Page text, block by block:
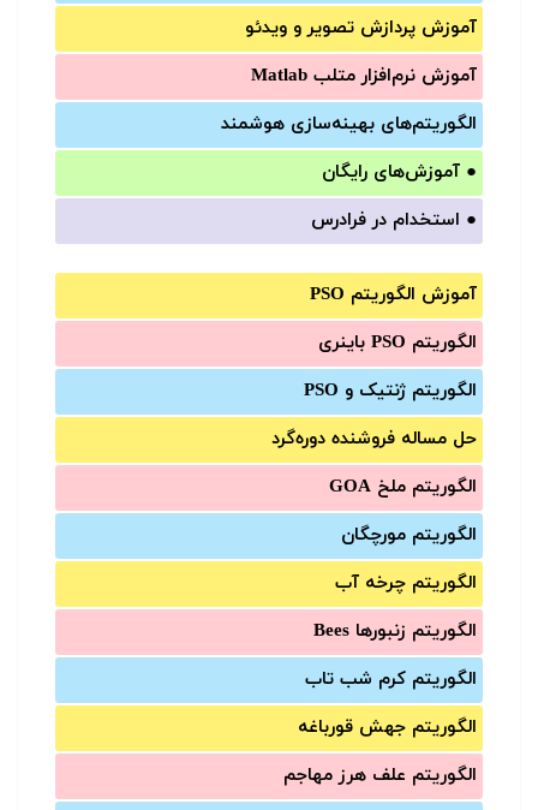
آموزش‌ پردازش تصویر و ویدئو
آموزش‌ نرم‌افزار متلب Matlab
الگوریتم‌های بهینه‌سازی هوشمند
● آموزش‌های رایگان
● استخدام در فرادرس
آموزش الگوریتم PSO
الگوریتم PSO باینری
الگوریتم ژنتیک و PSO
حل مساله فروشنده دوره‌گرد
الگوریتم ملخ GOA
الگوریتم مورچگان
الگوریتم چرخه آب
الگوریتم زنبورها Bees
الگوریتم کرم شب تاب
الگوریتم جهش قورباغه
الگوریتم علف هرز مهاجم